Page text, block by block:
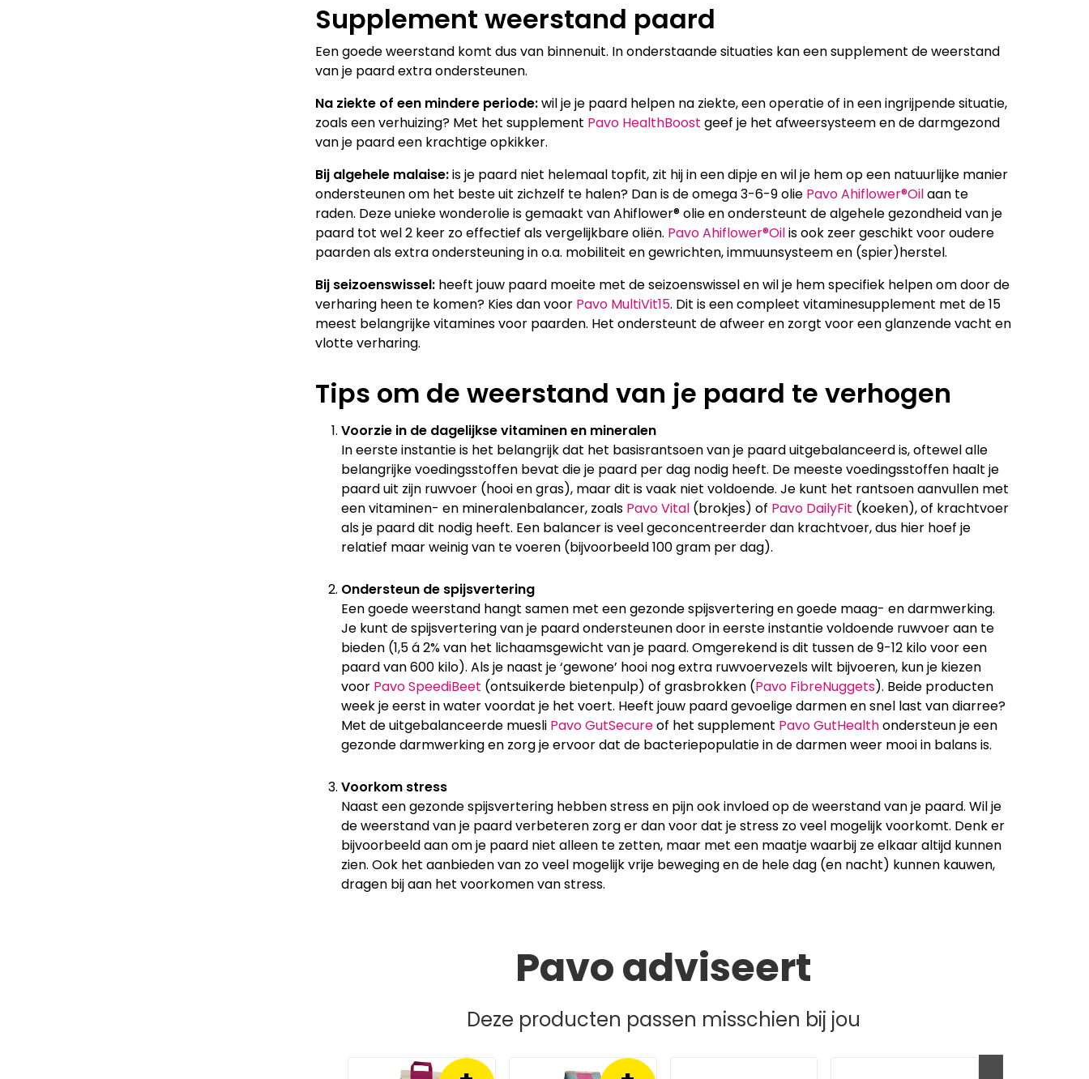
Supplement weerstand paard
Een goede weerstand komt dus van binnenuit. In onderstaande situaties kan een supplement de weerstand
van je paard extra ondersteunen.
Na ziekte of een mindere periode:wil je je paard helpen na ziekte, een operatie of in een ingrijpende situatie,
zoals een verhuizing? Met het supplement Pavo HealthBoost geef je het afweersysteem en de darmgezond
van je paard een krachtige opkikker.
Bij algehele malaise:is je paard niet helemaal topfit, zit hij in een dipje en wil je hem op een natuurlijke manier
ondersteunen om het beste uit zichzelf te halen? Dan is de omega 3-6-9 olie Pavo Ahiflower®Oilaan te
raden. Deze unieke wonderolie is gemaakt van Ahiflower® olie en ondersteunt de algehele gezondheid van je
paard tot wel 2 keer zo effectief als vergelijkbare oliën. Pavo Ahiflower®Oilis ook zeer geschikt voor oudere
paarden als extra ondersteuning in o.a. mobiliteit en gewrichten, immuunsysteem en (spier)herstel.
Bij seizoenswissel: heeft jouw paard moeite met de seizoenswissel en wil je hem specifiek helpen om door de
verharing heen te komen? Kies dan voor Pavo MultiVit15. Dit is een compleet vitaminesupplement met de 15
meest belangrijke vitamines voor paarden. Het ondersteunt de afweer en zorgt voor een glanzende vacht en
vlotte verharing.
Tips om de weerstand van je paard te verhogen
Voorzie in de dagelijkse vitaminen en mineralen
In eerste instantie is het belangrijk dat het basisrantsoen van je paard uitgebalanceerd is, oftewel alle
belangrijke voedingsstoffen bevat die je paard per dag nodig heeft. De meeste voedingsstoffen haalt je
paard uit zijn ruwvoer (hooi en gras), maar dit is vaak niet voldoende. Je kunt het rantsoen aanvullen met
een vitaminen- en mineralenbalancer, zoals Pavo Vital (brokjes) of Pavo DailyFit (koeken), of krachtvoer
als je paard dit nodig heeft. Een balancer is veel geconcentreerder dan krachtvoer, dus hier hoef je
relatief maar weinig van te voeren (bijvoorbeeld 100 gram per dag).
Ondersteun de spijsvertering
Een goede weerstand hangt samen met een gezonde spijsvertering en goede maag- en darmwerking.
Je kunt de spijsvertering van je paard ondersteunen door in eerste instantie voldoende ruwvoer aan te
bieden (1,5 á 2% van het lichaamsgewicht van je paard. Omgerekend is dit tussen de 9-12 kilo voor een
paard van 600 kilo). Als je naast je ‘gewone’ hooi nog extra ruwvoervezels wilt bijvoeren, kun je kiezen
voor Pavo SpeediBeet (ontsuikerde bietenpulp) of grasbrokken (Pavo FibreNuggets). Beide producten
week je eerst in water voordat je het voert. Heeft jouw paard gevoelige darmen en snel last van diarree?
Met de uitgebalanceerde muesli Pavo GutSecureof het supplement Pavo GutHealthondersteun je een
gezonde darmwerking en zorg je ervoor dat de bacteriepopulatie in de darmen weer mooi in balans is.
Voorkom stress
Naast een gezonde spijsvertering hebben stress en pijn ook invloed op de weerstand van je paard. Wil je
de weerstand van je paard verbeteren zorg er dan voor dat je stress zo veel mogelijk voorkomt. Denk er
bijvoorbeeld aan om je paard niet alleen te zetten, maar met een maatje waarbij ze elkaar altijd kunnen
zien. Ook het aanbieden van zo veel mogelijk vrije beweging en de hele dag (en nacht) kunnen kauwen,
dragen bij aan het voorkomen van stress.
Pavo adviseert
Deze producten passen misschien bij jou